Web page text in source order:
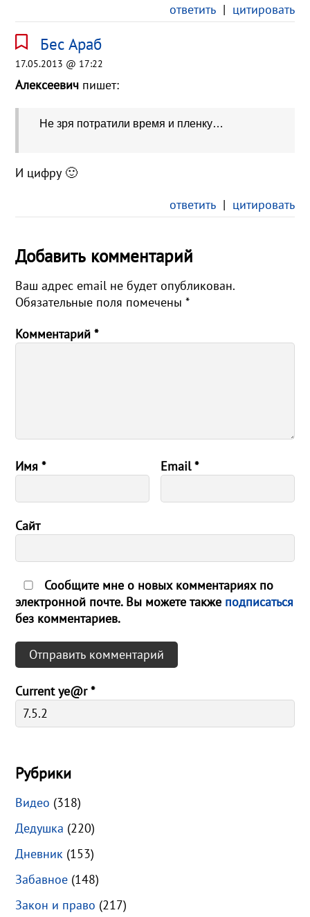
ответить| цитировать
Бес Араб
17.05.2013 @ 17:22
Алексеевич пишет:
Не зря потратили время и пленку…
И цифру 🙂
ответить| цитировать
Добавить комментарий
Ваш адрес email не будет опубликован.
Обязательные поля помечены*
Комментарий*
Имя* Email*
Сайт
Сообщите мне о новых комментариях по
электронной почте. Вы можете также подписаться
без комментариев.
Current ye@r*
Рубрики
Видео (318)
Дедушка (220)
Дневник (153)
Забавное (148)
Закон и право (217)